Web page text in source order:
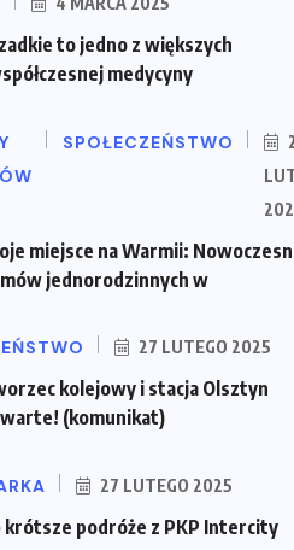
to jedno z większych
medycyny
SPOŁECZEŃSTWO
miejsce na Warmii:
jednorodzinnych w
27 LUTEGO 2025
kolejowy i stacja Olsztyn
(komunikat)
27 LUTEGO 2025
krótsze podróże z PKP Intercity